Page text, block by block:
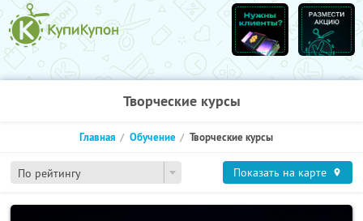
Творческие курсы
По рейтингу
Главная Обучение Творческие курсы
Показать на карте